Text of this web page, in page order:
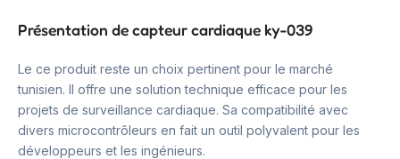
Présentation de capteur cardiaque ky-039
Le ce produit reste un choix pertinent pour le marché
tunisien. Il offre une solution technique efficace pour les
projets de surveillance cardiaque. Sa compatibilité avec
divers microcontrôleurs en fait un outil polyvalent pour les
développeurs et les ingénieurs.